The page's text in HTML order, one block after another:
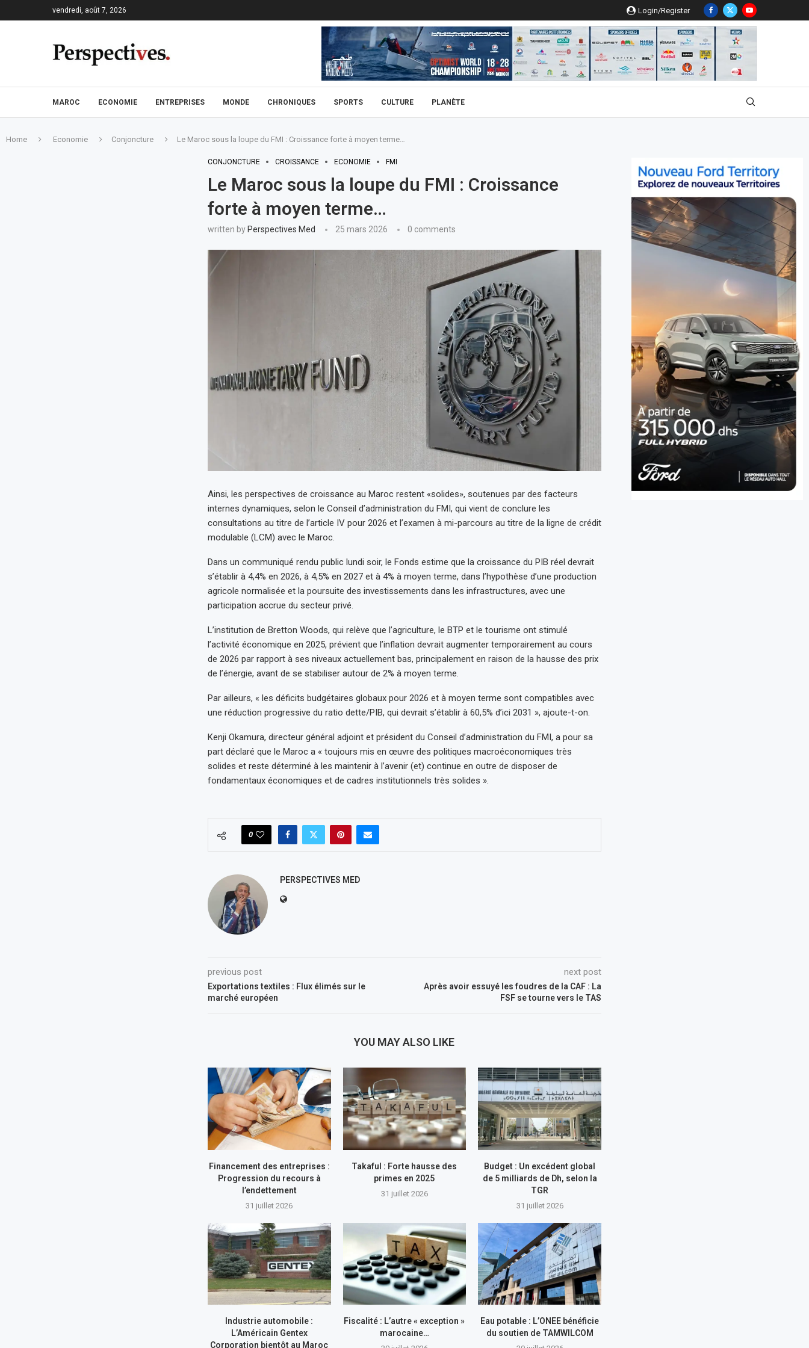
vendredi, août 7, 2026 Login/Register
MAROC ECONOMIE ENTREPRISES MONDE CHRONIQUES SPORTS CULTURE PLANÈTE
Home Economie Conjoncture Le Maroc sous la loupe du FMI : Croissance forte à moyen terme…
CONJONCTURE CROISSANCE ECONOMIE FMI
Le Maroc sous la loupe du FMI : Croissance
forte à moyen terme…
written by Perspectives Med 25 mars 2026 0 comments
Ainsi, les perspectives de croissance au Maroc restent «solides», soutenues par des facteurs
internes dynamiques, selon le Conseil d’administration du FMI, qui vient de conclure les
consultations au titre de l’article IV pour 2026 et l’examen à mi-parcours au titre de la ligne de crédit
modulable (LCM) avec le Maroc.
Dans un communiqué rendu public lundi soir, le Fonds estime que la croissance du PIB réel devrait
s’établir à 4,4% en 2026, à 4,5% en 2027 et à 4% à moyen terme, dans l’hypothèse d’une production
agricole normalisée et la poursuite des investissements dans les infrastructures, avec une
participation accrue du secteur privé.
L’institution de Bretton Woods, qui relève que l’agriculture, le BTP et le tourisme ont stimulé
l’activité économique en 2025, prévient que l’inflation devrait augmenter temporairement au cours
de 2026 par rapport à ses niveaux actuellement bas, principalement en raison de la hausse des prix
de l’énergie, avant de se stabiliser autour de 2% à moyen terme.
Par ailleurs, « les déficits budgétaires globaux pour 2026 et à moyen terme sont compatibles avec
une réduction progressive du ratio dette/PIB, qui devrait s’établir à 60,5% d’ici 2031 », ajoute-t-on.
Kenji Okamura, directeur général adjoint et président du Conseil d’administration du FMI, a pour sa
part déclaré que le Maroc a « toujours mis en œuvre des politiques macroéconomiques très
solides et reste déterminé à les maintenir à l’avenir (et) continue en outre de disposer de
fondamentaux économiques et de cadres institutionnels très solides ».
0
PERSPECTIVES MED
previous post
Exportations textiles : Flux élimés sur le
marché européen
next post
Après avoir essuyé les foudres de la CAF : La
FSF se tourne vers le TAS
YOU MAY ALSO LIKE
Financement des entreprises :
Progression du recours à
l’endettement
31 juillet 2026
Takaful : Forte hausse des
primes en 2025
31 juillet 2026
Budget : Un excédent global
de 5 milliards de Dh, selon la
TGR
31 juillet 2026
Industrie automobile :
L’Américain Gentex
Corporation bientôt au Maroc
Fiscalité : L’autre « exception »
marocaine…
Eau potable : L’ONEE bénéficie
du soutien de TAMWILCOM